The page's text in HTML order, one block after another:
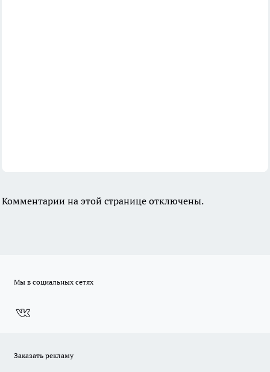
Комментарии на этой странице отключены.
Мы в социальных сетях
Заказать рекламу